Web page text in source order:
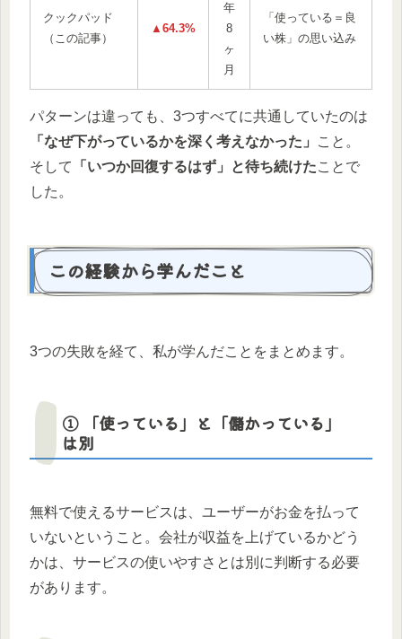
クックパッド
（この記事）
▲64.3%
年
8
ヶ
月
「使っている＝良
い株」の思い込み
パターンは違っても、3つすべてに共通していたのは
「なぜ下がっているかを深く考えなかった」
こと。
そして
「いつか回復するはず」と待ち続けたことで
した。
この経験から学んだこと
3つの失敗を経て、私が学んだことをまとめます。
① 「使っている」と「儲かっている」
は別
無料で使えるサービスは、ユーザーがお金を払って
いないということ。会社が収益を上げているかどう
かは、サービスの使いやすさとは別に判断する必要
があります。